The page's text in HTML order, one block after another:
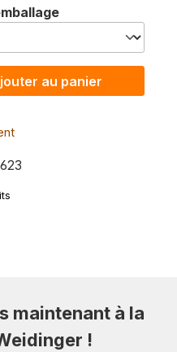
: Entrez la
au panier
maintenant à la
!